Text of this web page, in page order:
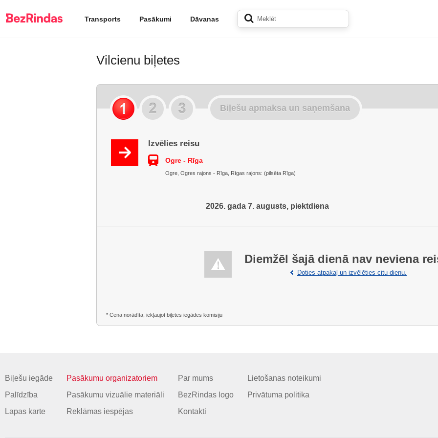
Transports Pasākumi Dāvanas
Vilcienu biļetes
Biļešu apmaksa un saņemšana
Izvēlies reisu
Ogre - Rīga
Ogre, Ogres rajons - Rīga, Rīgas rajons: (pilsēta Rīga)
2026. gada 7. augusts, piektdiena
Diemžēl šajā dienā nav neviena
Doties atpakaļ un izvēlēties citu dienu.
* Cena norādīta, iekļaujot biļetes iegādes komisiju
Biļešu iegāde
Palīdzība
Lapas karte
Pasākumu organizatoriem
Pasākumu vizuālie materiāli
Reklāmas iespējas
Par mums
BezRindas logo
Kontakti
Lietošanas noteikumi
Privātuma politika